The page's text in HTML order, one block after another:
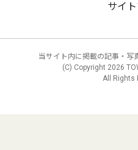
サイ
当サイト内に掲載の記事・写
(C) Copyright 2026
All Rights